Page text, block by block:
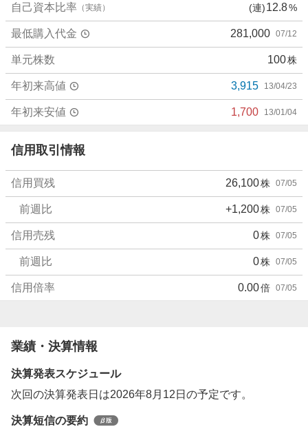
自己資本比率 （実績） (連)12.8%
最低購入代金 281,000 07/12
単元株数 100株
年初来高値 3,915 13/04/23
年初来安値 1,700 13/01/04
信用取引情報
信用買残 26,100株 07/05
前週比 +1,200株 07/05
信用売残 0株 07/05
前週比 0株 07/05
信用倍率 0.00倍 07/05
業績・決算情報
決算発表スケジュール
次回の決算発表日は2026年8月12日の予定です。
決算短信の要約